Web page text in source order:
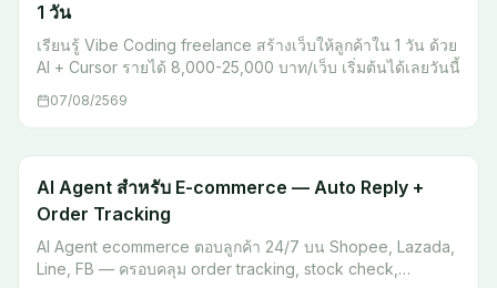
1 วัน
เรียนรู้ Vibe Coding freelance สร้างเว็บให้ลูกค้าใน 1 วัน ด้วย
AI + Cursor รายได้ 8,000-25,000 บาท/เว็บ เริ่มต้นได้เลยวันนี้
07/08/2569
AI Agent สำหรับ E-commerce — Auto Reply +
Order Tracking
AI Agent ecommerce ตอบลูกค้า 24/7 บน Shopee, Lazada,
Line, FB — ครอบคลุม order tracking, stock check,